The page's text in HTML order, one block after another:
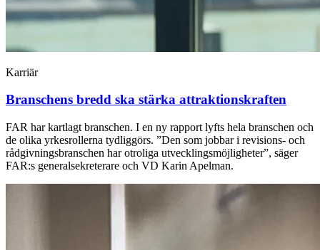
Karriär
Branschens bredd ska stärka attraktions­kraften
FAR har kartlagt branschen. I en ny rapport lyfts hela branschen och
de olika yrkesrollerna tydliggörs. ”Den som jobbar i revisions- och
rådgivningsbranschen har otroliga utvecklingsmöjligheter”, säger
FAR:s generalsekreterare och VD Karin Apelman.